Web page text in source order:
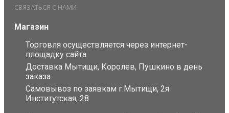
СВЯЗАТЬСЯ С НАМИ
Магазин
Торговля осуществляется через интернет-
площадку сайта
Доставка Мытищи, Королев, Пушкино в день
заказа
Самовывоз по заявкам г.Мытищи, 2я
Институтская, 28